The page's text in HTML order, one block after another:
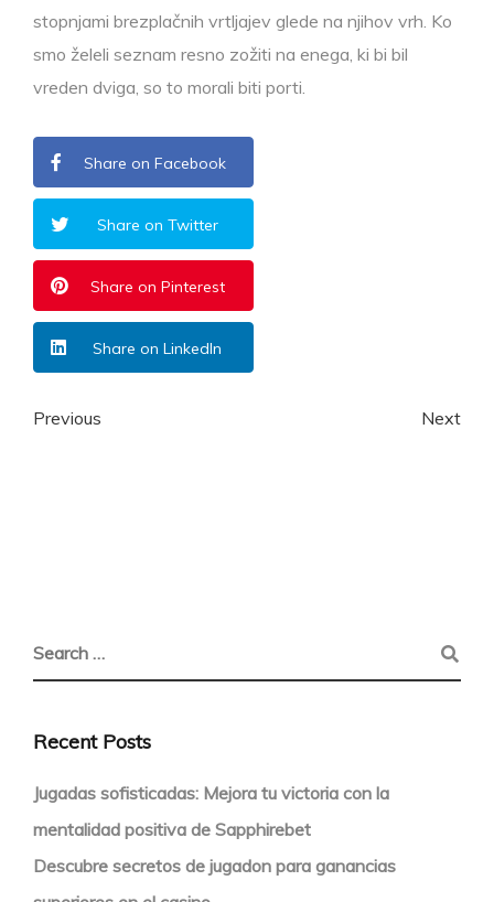
stopnjami brezplačnih vrtljajev glede na njihov vrh. Ko
smo želeli seznam resno zožiti na enega, ki bi bil
vreden dviga, so to morali biti porti.
Share on Facebook
Share on Twitter
Share on Pinterest
Share on LinkedIn
Previous Next
Recent Posts
Jugadas sofisticadas: Mejora tu victoria con la
mentalidad positiva de Sapphirebet
Descubre secretos de jugadon para ganancias